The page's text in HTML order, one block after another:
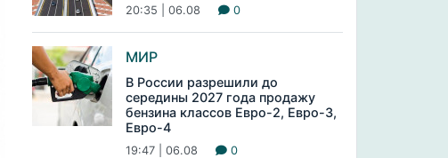
20:35 | 06.08 0
МИР
В России разрешили до
середины 2027 года продажу
бензина классов Евро-2, Евро-3,
Евро-4
19:47 | 06.08 0